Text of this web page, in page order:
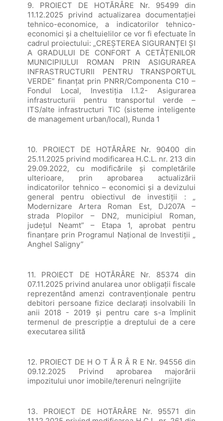
9. PROIECT DE HOTĂRÂRE Nr. 95499 din
11.12.2025 privind actualizarea documentaţiei
tehnico-economice, a indicatorilor tehnico-
economici şi a cheltuielilor ce vor fi efectuate în
cadrul proiectului: „CREȘTEREA SIGURANȚEI ȘI
A GRADULUI DE CONFORT A CETĂȚENILOR
MUNICIPIULUI ROMAN PRIN ASIGURAREA
INFRASTRUCTURII PENTRU TRANSPORTUL
VERDE” finanțat prin PNRR/Componenta C10 –
Fondul Local, Investiția I.1.2- Asigurarea
infrastructurii pentru transportul verde –
ITS/alte infrastructuri TIC (sisteme inteligente
de management urban/local), Runda 1
10. PROIECT DE HOTĂRÂRE Nr. 90400 din
25.11.2025 privind modificarea H.C.L. nr. 213 din
29.09.2022, cu modificările și completările
ulterioare, prin aprobarea actualizării
indicatorilor tehnico – economici și a devizului
general pentru obiectivul de investiții : „
Modernizare Artera Roman Est, DJ207A –
strada Plopilor – DN2, municipiul Roman,
județul Neamt” – Etapa 1, aprobat pentru
finanțare prin Programul Național de Investiții „
Anghel Saligny”
11. PROIECT DE HOTĂRÂRE Nr. 85374 din
07.11.2025 privind anularea unor obligații fiscale
reprezentând amenzi contravenționale pentru
debitori persoane fizice declaraţi insolvabili în
anii 2018 - 2019 și pentru care s-a împlinit
termenul de prescripție a dreptului de a cere
executarea silită
12. PROIECT DE H O T Ă R Â R E Nr. 94556 din
09.12.2025 Privind aprobarea majorării
impozitului unor imobile/terenuri neîngrijite
13. PROIECT DE HOTĂRÂRE Nr. 95571 din